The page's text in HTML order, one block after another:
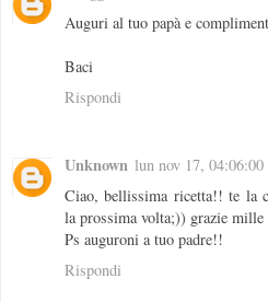
Auguri al tuo papà e
Baci
Rispondi
Unknown lun nov 17,
Ciao, bellissima ricetta!! te la
la prossima volta;)) grazie mille
Ps auguroni a tuo padre!!
Rispondi